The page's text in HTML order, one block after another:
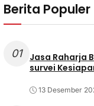
Berita Populer
01
Jasa Raharja
survei
13 Desember